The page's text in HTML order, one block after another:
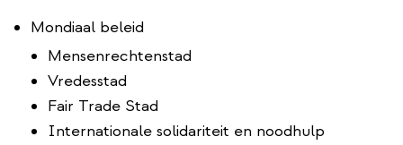
Mondiaal beleid
Mensenrechtenstad
Vredesstad
Fair Trade Stad
Internationale solidariteit en noodhulp